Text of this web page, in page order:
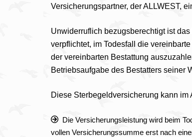
Versicherungspartner, der ALLWEST,
Unwiderruflich bezugsberechtigt ist
verpflichtet, im Todesfall die
der vereinbarten Bestattung
Betriebsaufgabe des Bestatters seiner
Diese Sterbegeldversicherung kann
Die Versicherungsleistung wird beim
vollen Versicherungssumme erst nach